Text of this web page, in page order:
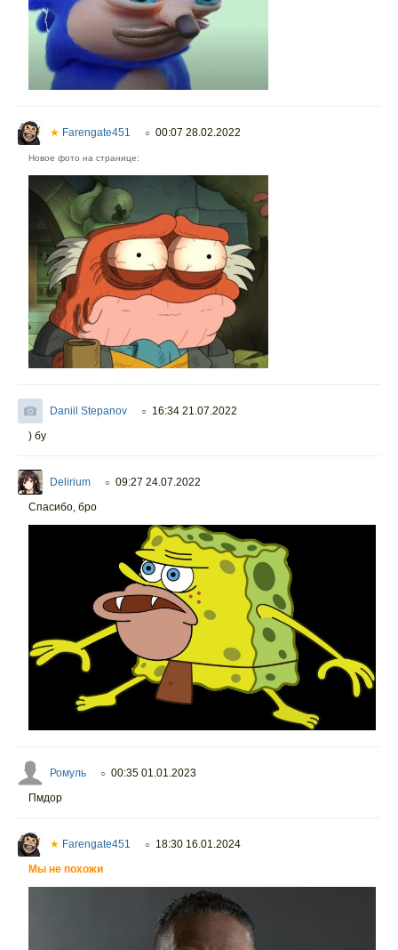
★ Farengate451 ○ 00:07 28.02.2022
Новое фото на странице:
Daniil Stepanov ○ 16:34 21.07.2022
) бу
Delirium ○ 09:27 24.07.2022
Спасибо, бро
Ромуль ○ 00:35 01.01.2023
Пмдор
★ Farengate451 ○ 18:30 16.01.2024
Мы не похожи